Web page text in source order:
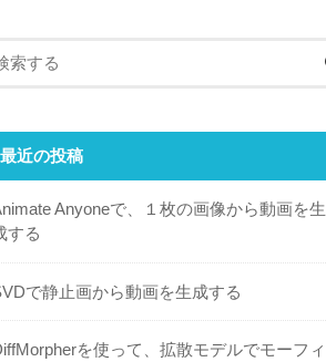
最近の投稿
Anyoneで、１枚の画像から動画を生
する
で静止画から動画を生成する
を使って、拡散モデルでモーフィ